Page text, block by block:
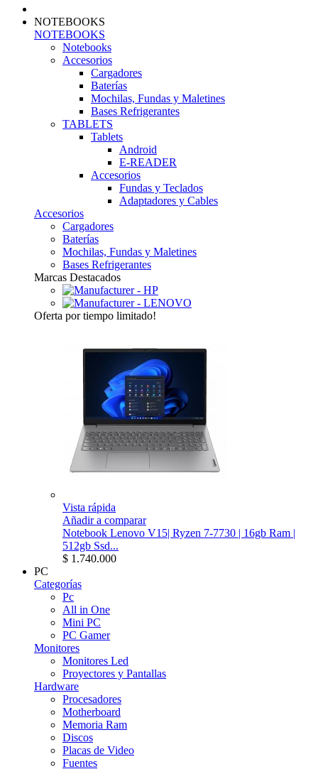
NOTEBOOKS
NOTEBOOKS
Notebooks
Accesorios
Cargadores
Baterías
Mochilas, Fundas y Maletines
Bases Refrigerantes
TABLETS
Tablets
Android
E-READER
Accesorios
Fundas y Teclados
Adaptadores y Cables
Accesorios
Cargadores
Baterías
Mochilas, Fundas y Maletines
Bases Refrigerantes
Marcas Destacados
Oferta por tiempo limitado!
Vista rápida
Añadir a comparar
Notebook Lenovo V15| Ryzen 7-7730 | 16gb Ram |
512gb Ssd...
$ 1.740.000
PC
Categorías
Pc
All in One
Mini PC
PC Gamer
Monitores
Monitores Led
Proyectores y Pantallas
Hardware
Procesadores
Motherboard
Memoria Ram
Discos
Placas de Video
Fuentes